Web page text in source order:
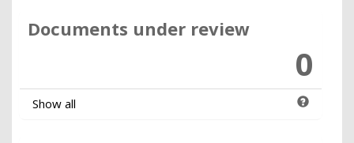
Documents under review
0
Show all